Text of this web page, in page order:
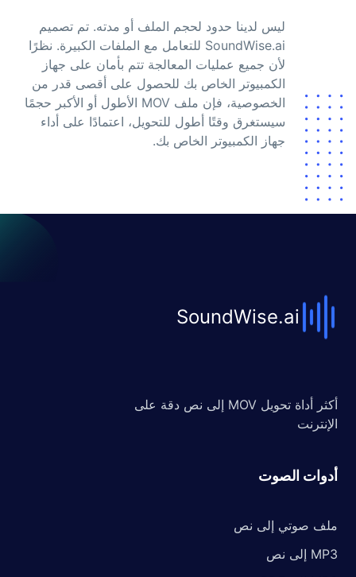
ليس لدينا حدود لحجم الملف أو مدته. تم تصميم
SoundWise.ai للتعامل مع الملفات الكبيرة. نظرًا
لأن جميع عمليات المعالجة تتم بأمان على جهاز
الكمبيوتر الخاص بك للحصول على أقصى قدر من
الخصوصية، فإن ملف MOV الأطول أو الأكبر حجمًا
سيستغرق وقتًا أطول للتحويل، اعتمادًا على أداء
جهاز الكمبيوتر الخاص بك.
SoundWise.ai
أكثر أداة تحويل MOV إلى نص دقة على
الإنترنت
أدوات الصوت
ملف صوتي إلى نص
MP3 إلى نص